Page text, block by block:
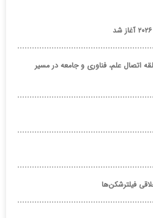
اتصال علم، فناوری و جامعه در مسیر
فیلترشکن‌ها